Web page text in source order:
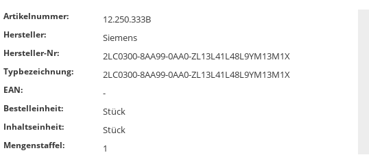
Artikelnummer: 12.250.333B
Hersteller: Siemens
Hersteller-Nr: 2LC0300-8AA99-0AA0-ZL13L41L48L9YM13M1X
Typbezeichnung: 2LC0300-8AA99-0AA0-ZL13L41L48L9YM13M1X
EAN: -
Bestelleinheit: Stück
Inhaltseinheit: Stück
Mengenstaffel: 1